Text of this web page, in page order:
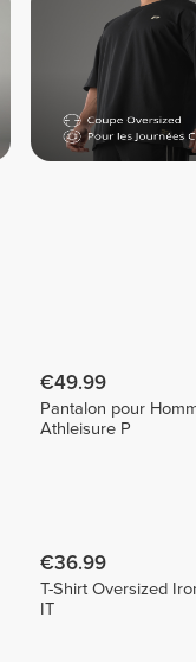
€49.99
Pantalon pour
Athleisure P
€36.99
T-Shirt Oversized
IT